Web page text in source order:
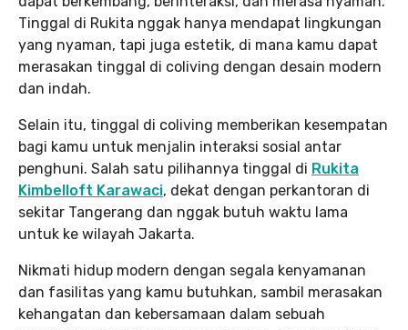
Tinggal di Rukita nggak hanya mendapat lingkungan
yang nyaman, tapi juga estetik, di mana kamu dapat
merasakan tinggal di coliving dengan desain modern
dan indah.
Selain itu, tinggal di coliving memberikan kesempatan
bagi kamu untuk menjalin interaksi sosial antar
penghuni. Salah satu pilihannya tinggal di Rukita
Kimbelloft Karawaci, dekat dengan perkantoran di
sekitar Tangerang dan nggak butuh waktu lama
untuk ke wilayah Jakarta.
Nikmati hidup modern dengan segala kenyamanan
dan fasilitas yang kamu butuhkan, sambil merasakan
kehangatan dan kebersamaan dalam sebuah